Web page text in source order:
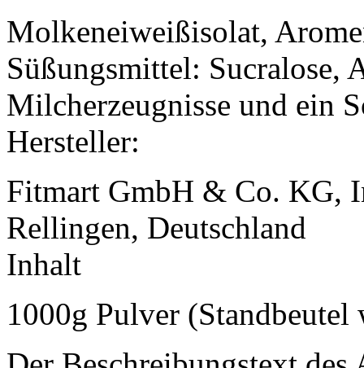
Molkeneiweißisolat,
Süßungsmittel: Sucralose,
Milcherzeugnisse und ein
Hersteller:
Fitmart GmbH & Co. KG,
Rellingen, Deutschland
Inhalt
1000g Pulver